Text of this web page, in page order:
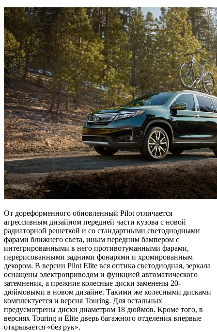
От дореформенного обновленный Pilot отличается
агрессивным дизайном передней части кузова с новой
радиаторной решеткой и со стандартными светодиодными
фарами ближнего света, иным передним бампером с
интегрированными в него противотуманными фарами,
перерисованными задними фонарями и хромированным
декором. В версии Pilot Elite вся оптика светодиодная, зеркала
оснащены электроприводом и функцией автоматического
затемнения, а прежние колесные диски заменены 20-
дюймовыми в новом дизайне. Такими же колесными дисками
комплектуется и версия Touring. Для остальных
предусмотрены диски диаметром 18 дюймов. Кроме того, в
версиях Touring и Elite дверь багажного отделения впервые
открывается «без рук».